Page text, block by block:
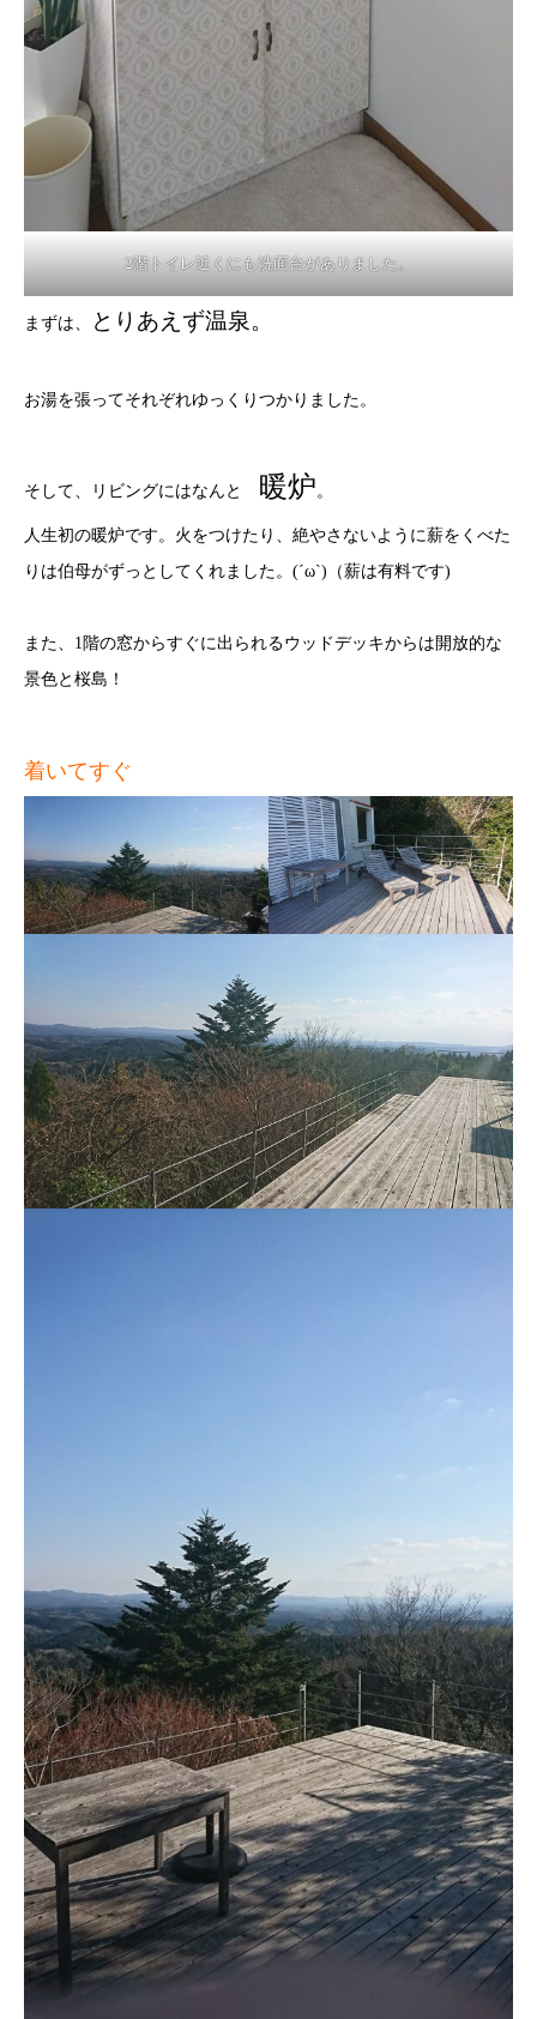
2階トイレ近くにも洗面台がありました。
まずは、 とりあえず温泉。
お湯を張ってそれぞれゆっくりつかりました。
そして、リビングにはなんと 暖炉 。
人生初の暖炉です。火をつけたり、絶やさないように薪をくべた
りは伯母がずっとしてくれました。(´ω`)（薪は有料です)
また、1階の窓からすぐに出られるウッドデッキからは開放的な
景色と桜島！
着いてすぐ